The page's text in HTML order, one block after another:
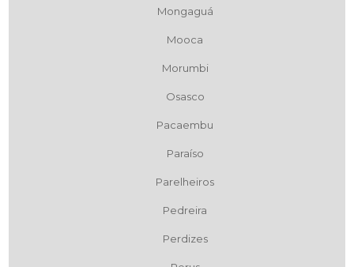
Mongaguá
Mooca
Morumbi
Osasco
Pacaembu
Paraíso
Parelheiros
Pedreira
Perdizes